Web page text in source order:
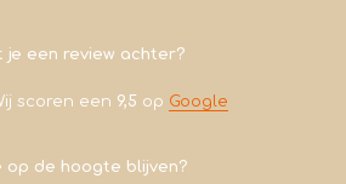
je een review achter?
scoren een 9,5 op Google
op de hoogte blijven?